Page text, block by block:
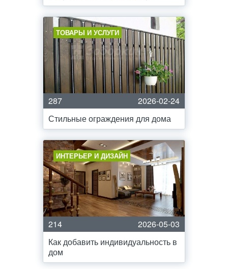
ТОВАРЫ И УСЛУГИ
287
2026-02-24
Стильные ограждения для дома
ИНТЕРЬЕР И ДИЗАЙН
214
2026-05-03
Как добавить индивидуальность в
дом